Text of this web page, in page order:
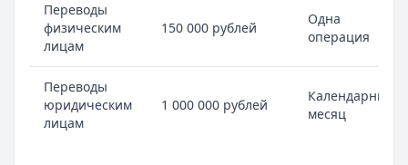
Переводы
физическим
лицам
150 000 рублей
Одна
операция
Переводы
юридическим
лицам
1 000 000 рублей
Календарный
месяц